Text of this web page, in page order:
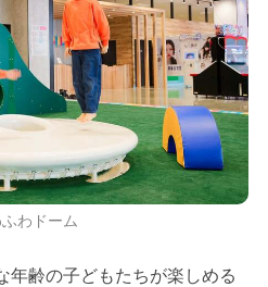
わドーム
年齢の子どもたちが楽しめる